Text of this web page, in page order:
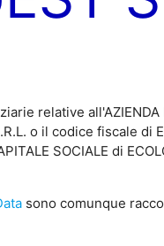
relative all'AZIENDA
o il codice fiscale di
SOCIALE di
sono comunque